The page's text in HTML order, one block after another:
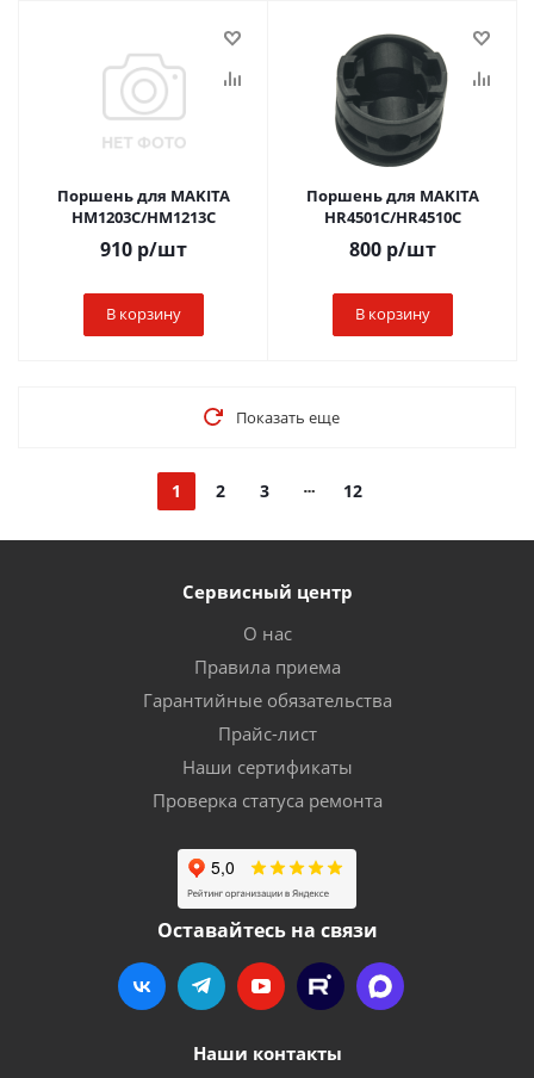
Поршень для MAKITA
HM1203C/HM1213C
910 р/шт
В корзину
Поршень для MAKITA
HR4501C/HR4510C
800 р/шт
В корзину
Показать еще
1 2 3 12
Сервисный центр
О нас
Правила приема
Гарантийные обязательства
Прайс-лист
Наши сертификаты
Проверка статуса ремонта
Оставайтесь на связи
Наши контакты